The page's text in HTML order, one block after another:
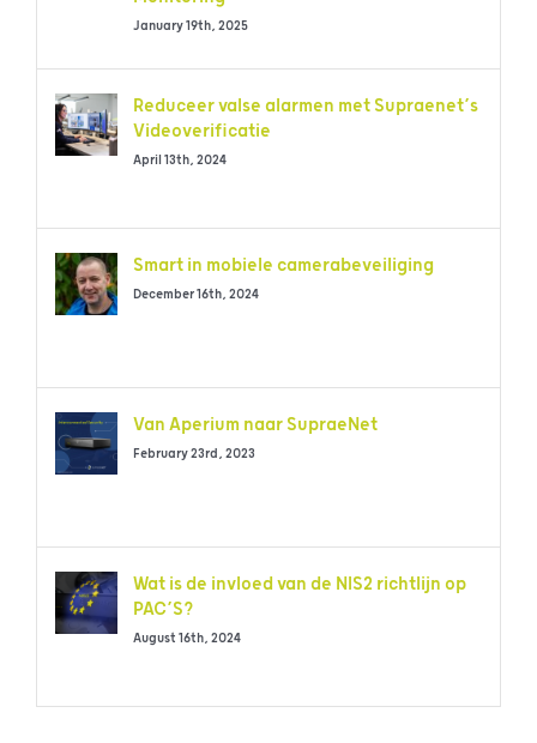
January 19th, 2025
Reduceer valse alarmen met Supraenet’s
Videoverificatie
April 13th, 2024
Smart in mobiele camerabeveiliging
December 16th, 2024
Van Aperium naar SupraeNet
February 23rd, 2023
Wat is de invloed van de NIS2 richtlijn op
PAC’S?
August 16th, 2024